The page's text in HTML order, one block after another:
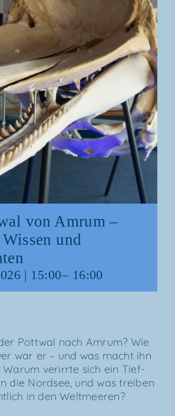
von Amrum –
und
| 15:00– 16:00
Pott­wal nach Amrum? Wie
war er – und was macht ihn
War­um ver­irr­te sich ein Tief­
die Nord­see, und was trei­ben
in den Weltmeeren?